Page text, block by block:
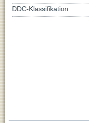
DDC-Klassifikation